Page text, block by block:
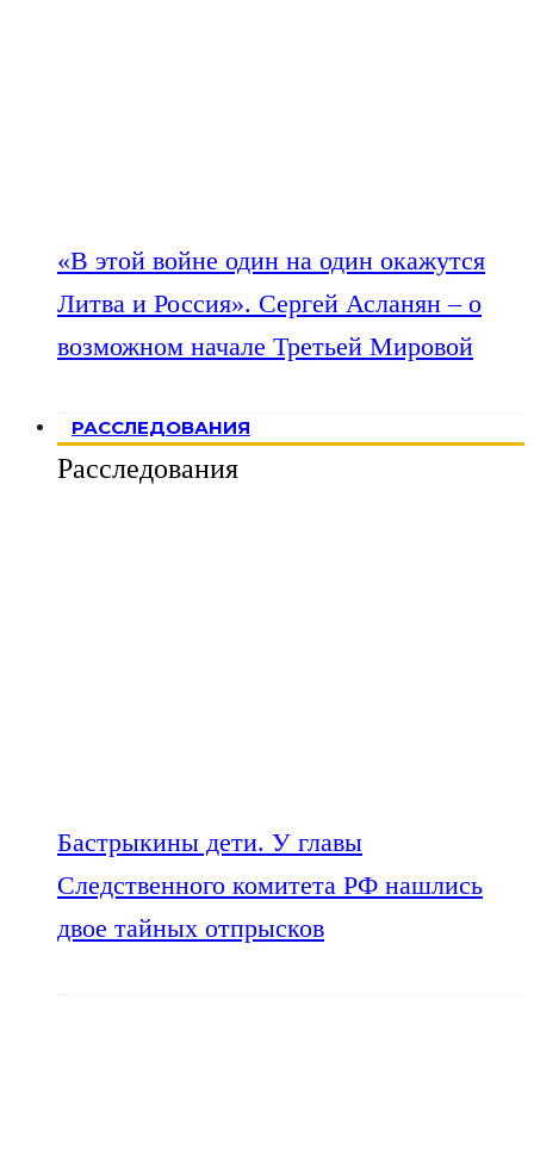
«В этой войне один на один окажутся
Литва и Россия». Сергей Асланян – о
возможном начале Третьей Мировой
РАССЛЕДОВАНИЯ
Расследования
Бастрыкины дети. У главы
Следственного комитета РФ нашлись
двое тайных отпрысков